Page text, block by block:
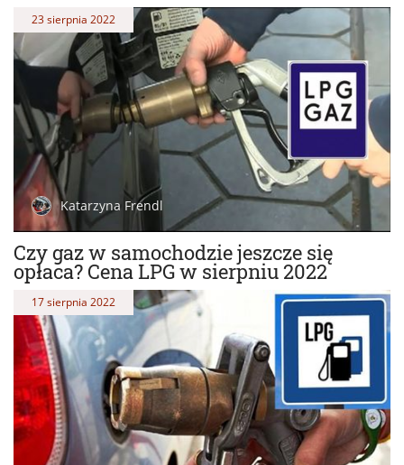
Czy gaz w samochodzie jeszcze się
opłaca? Cena LPG w sierpniu 2022
23 sierpnia 2022
Katarzyna Frendl
17 sierpnia 2022